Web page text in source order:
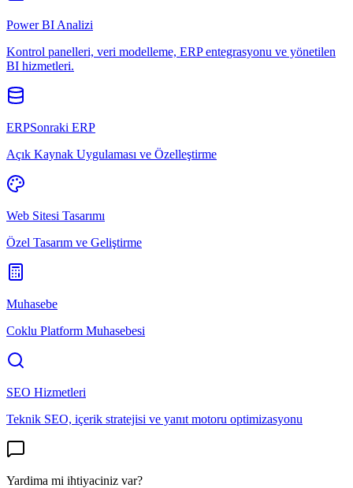
Power BI Analizi
Kontrol panelleri, veri modelleme, ERP entegrasyonu ve yönetilen
BI hizmetleri.
ERPSonraki ERP
Açık Kaynak Uygulaması ve Özelleştirme
Web Sitesi Tasarımı
Özel Tasarım ve Geliştirme
Muhasebe
Coklu Platform Muhasebesi
SEO Hizmetleri
Teknik SEO, içerik stratejisi ve yanıt motoru optimizasyonu
Yardima mi ihtiyaciniz var?